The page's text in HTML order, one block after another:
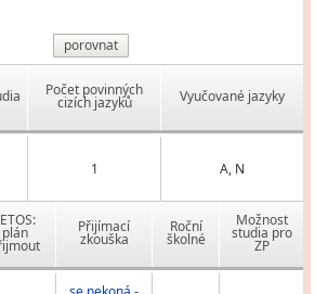
porovnat
Počet povinných
cizích jazyků Vyučované jazyky
1 A, N
plán Přijímací
zkouška
Roční
školné
Možnost
studia pro
ZP